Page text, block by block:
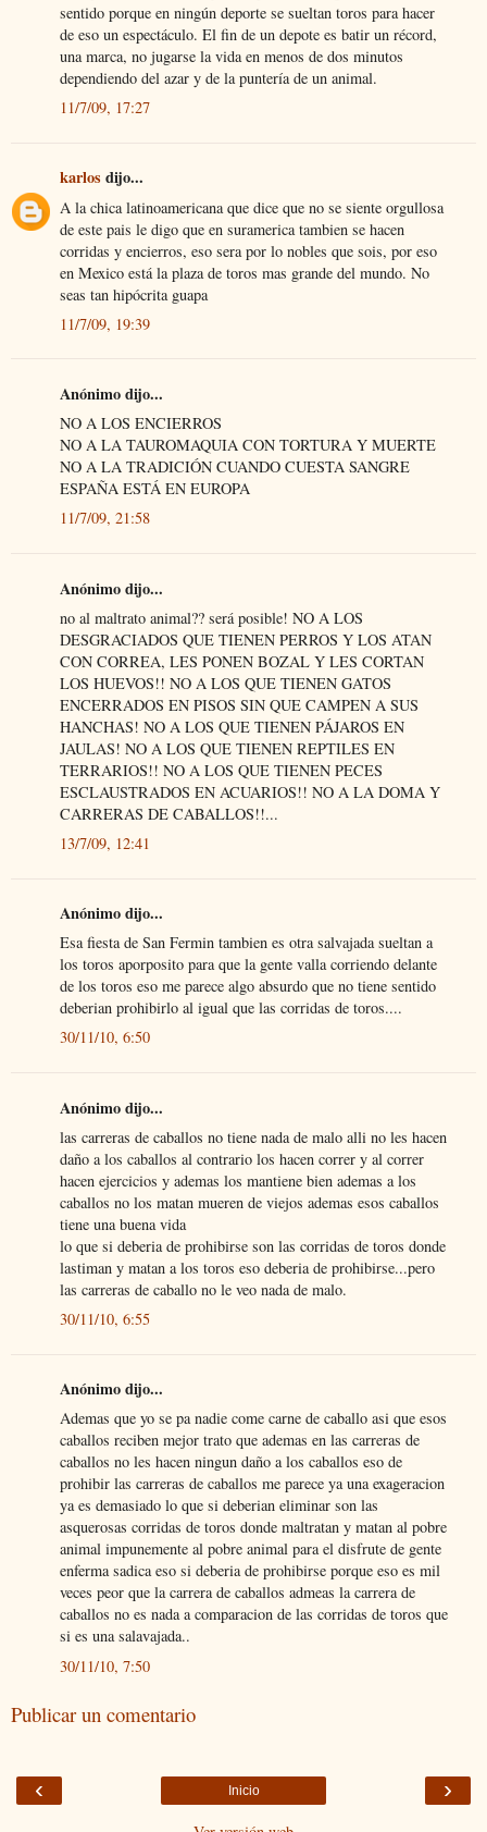
sentido porque en ningún deporte se sueltan toros para hacer
de eso un espectáculo. El fin de un depote es batir un récord,
una marca, no jugarse la vida en menos de dos minutos
dependiendo del azar y de la puntería de un animal.
11/7/09, 17:27
karlos dijo...
A la chica latinoamericana que dice que no se siente orgullosa
de este pais le digo que en suramerica tambien se hacen
corridas y encierros, eso sera por lo nobles que sois, por eso
en Mexico está la plaza de toros mas grande del mundo. No
seas tan hipócrita guapa
11/7/09, 19:39
Anónimo dijo...
NO A LOS ENCIERROS
NO A LA TAUROMAQUIA CON TORTURA Y MUERTE
NO A LA TRADICIÓN CUANDO CUESTA SANGRE
ESPAÑA ESTÁ EN EUROPA
11/7/09, 21:58
Anónimo dijo...
no al maltrato animal?? será posible! NO A LOS
DESGRACIADOS QUE TIENEN PERROS Y LOS ATAN
CON CORREA, LES PONEN BOZAL Y LES CORTAN
LOS HUEVOS!! NO A LOS QUE TIENEN GATOS
ENCERRADOS EN PISOS SIN QUE CAMPEN A SUS
HANCHAS! NO A LOS QUE TIENEN PÁJAROS EN
JAULAS! NO A LOS QUE TIENEN REPTILES EN
TERRARIOS!! NO A LOS QUE TIENEN PECES
ESCLAUSTRADOS EN ACUARIOS!! NO A LA DOMA Y
CARRERAS DE CABALLOS!!...
13/7/09, 12:41
Anónimo dijo...
Esa fiesta de San Fermin tambien es otra salvajada sueltan a
los toros aporposito para que la gente valla corriendo delante
de los toros eso me parece algo absurdo que no tiene sentido
deberian prohibirlo al igual que las corridas de toros....
30/11/10, 6:50
Anónimo dijo...
las carreras de caballos no tiene nada de malo alli no les hacen
daño a los caballos al contrario los hacen correr y al correr
hacen ejercicios y ademas los mantiene bien ademas a los
caballos no los matan mueren de viejos ademas esos caballos
tiene una buena vida
lo que si deberia de prohibirse son las corridas de toros donde
lastiman y matan a los toros eso deberia de prohibirse...pero
las carreras de caballo no le veo nada de malo.
30/11/10, 6:55
Anónimo dijo...
Ademas que yo se pa nadie come carne de caballo asi que esos
caballos reciben mejor trato que ademas en las carreras de
caballos no les hacen ningun daño a los caballos eso de
prohibir las carreras de caballos me parece ya una exageracion
ya es demasiado lo que si deberian eliminar son las
asquerosas corridas de toros donde maltratan y matan al pobre
animal impunemente al pobre animal para el disfrute de gente
enferma sadica eso si deberia de prohibirse porque eso es mil
veces peor que la carrera de caballos admeas la carrera de
caballos no es nada a comparacion de las corridas de toros que
si es una salavajada..
30/11/10, 7:50
Publicar un comentario
‹ ›
Inicio